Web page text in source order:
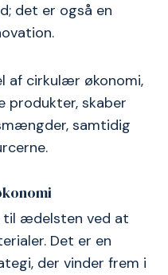
det er også en
af cirkulær økonomi,
produkter, skaber
samtidig
til ædelsten ved at
Det er en
der vinder frem i